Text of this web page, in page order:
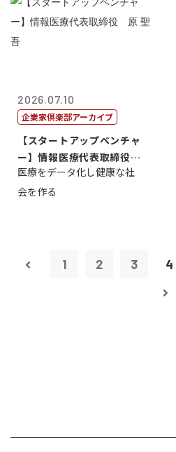
2026.07.10
企業家倶楽部アーカイブ
【スタートアップベンチャ
ー】情報医療代表取締役
原 聖吾
医療をデータ化し健康な社
会を作る
1 2 3 4